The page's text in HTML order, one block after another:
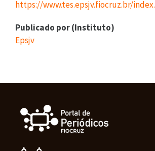
https://www.tes.epsjv.fiocruz.br/
Publicado por (Instituto)
Epsjv